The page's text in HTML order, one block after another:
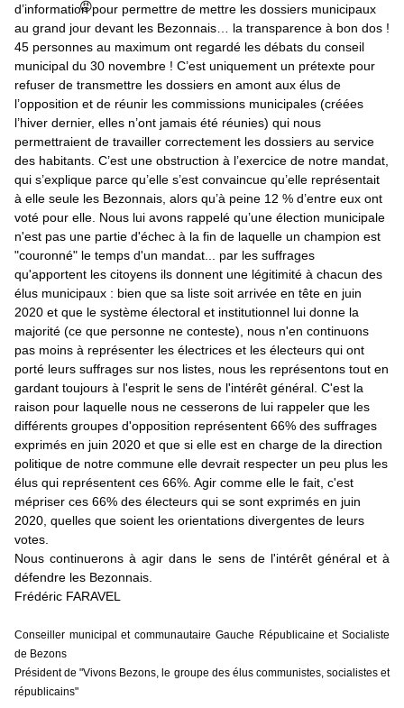
d’information pour permettre de mettre les dossiers municipaux
au grand jour devant les Bezonnais… la transparence à bon dos !
45 personnes au maximum ont regardé les débats du conseil
municipal du 30 novembre ! C’est uniquement un prétexte pour
refuser de transmettre les dossiers en amont aux élus de
l’opposition et de réunir les commissions municipales (créées
l’hiver dernier, elles n’ont jamais été réunies) qui nous
permettraient de travailler correctement les dossiers au service
des habitants. C’est une obstruction à l’exercice de notre mandat,
qui s’explique parce qu’elle s’est convaincue qu’elle représentait
à elle seule les Bezonnais, alors qu’à peine 12 % d’entre eux ont
voté pour elle. Nous lui avons rappelé qu’une élection municipale
n'est pas une partie d'échec à la fin de laquelle un champion est
"couronné" le temps d'un mandat... par les suffrages
qu'apportent les citoyens ils donnent une légitimité à chacun des
élus municipaux : bien que sa liste soit arrivée en tête en juin
2020 et que le système électoral et institutionnel lui donne la
majorité (ce que personne ne conteste), nous n'en continuons
pas moins à représenter les électrices et les électeurs qui ont
porté leurs suffrages sur nos listes, nous les représentons tout en
gardant toujours à l'esprit le sens de l'intérêt général. C'est la
raison pour laquelle nous ne cesserons de lui rappeler que les
différents groupes d'opposition représentent 66% des suffrages
exprimés en juin 2020 et que si elle est en charge de la direction
politique de notre commune elle devrait respecter un peu plus les
élus qui représentent ces 66%. Agir comme elle le fait, c'est
mépriser ces 66% des électeurs qui se sont exprimés en juin
2020, quelles que soient les orientations divergentes de leurs
votes.
Nous continuerons à agir dans le sens de l'intérêt général et à
défendre les Bezonnais.
Frédéric FARAVEL
Conseiller municipal et communautaire Gauche Républicaine et Socialiste
de Bezons
Président de "Vivons Bezons, le groupe des élus communistes, socialistes et
républicains"